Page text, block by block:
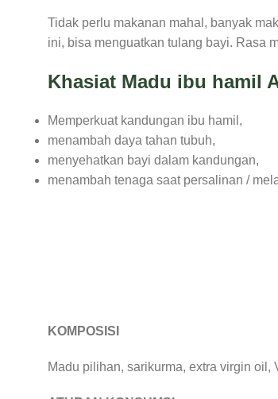
Tidak perlu makanan mahal, banyak
ini, bisa menguatkan tulang bayi. Rasa
Khasiat Madu ibu hamil
Memperkuat kandungan ibu hamil,
menambah daya tahan tubuh,
menyehatkan bayi dalam kandungan,
menambah tenaga saat persalinan /
KOMPOSISI
Madu pilihan, sarikurma, extra virgin oil,